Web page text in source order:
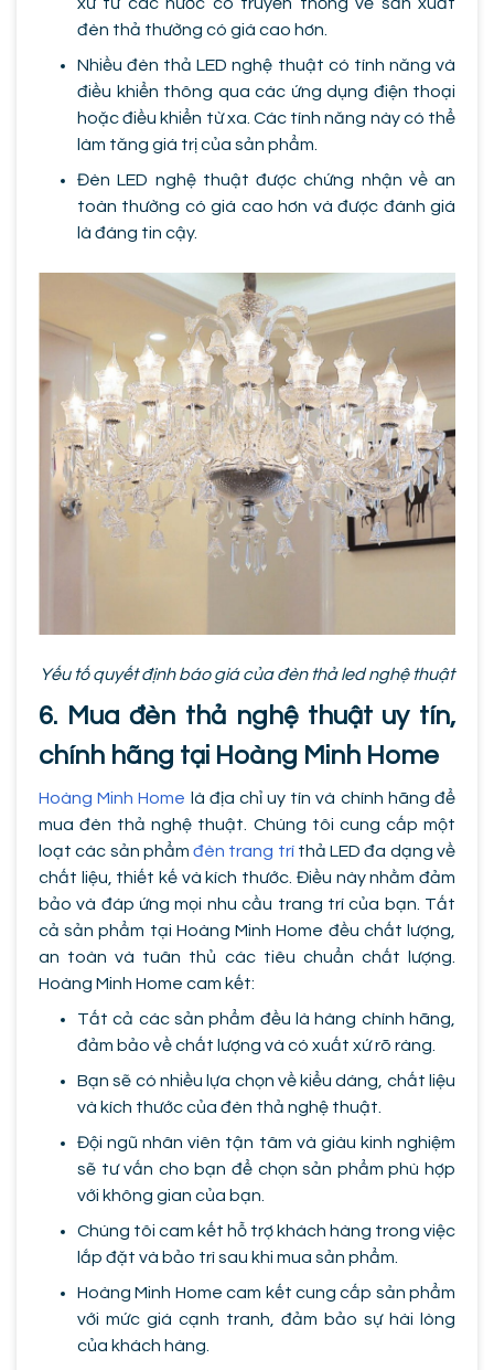
đèn thả thường có giá cao hơn.
Nhiều đèn thả LED nghệ thuật có tính năng và
điều khiển thông qua các ứng dụng điện thoại
hoặc điều khiển từ xa. Các tính năng này có thể
làm tăng giá trị của sản phẩm.
Đèn LED nghệ thuật được chứng nhận về an
toàn thường có giá cao hơn và được đánh giá
là đáng tin cậy.
Yếu tố quyết định báo giá của đèn thả led nghệ thuật
6. Mua đèn thả nghệ thuật uy tín,
chính hãng tại Hoàng Minh Home
Hoàng Minh Home là địa chỉ uy tín và chính hãng để
mua đèn thả nghệ thuật. Chúng tôi cung cấp một
loạt các sản phẩmđèn trang tríthả LED đa dạng về
chất liệu, thiết kế và kích thước. Điều này nhằm đảm
bảo và đáp ứng mọi nhu cầu trang trí của bạn. Tất
cả sản phẩm tại Hoàng Minh Home đều chất lượng,
an toàn và tuân thủ các tiêu chuẩn chất lượng.
Hoàng Minh Home cam kết:
Tất cả các sản phẩm đều là hàng chính hãng,
đảm bảo về chất lượng và có xuất xứ rõ ràng.
Bạn sẽ có nhiều lựa chọn về kiểu dáng, chất liệu
và kích thước của đèn thả nghệ thuật.
Đội ngũ nhân viên tận tâm và giàu kinh nghiệm
sẽ tư vấn cho bạn để chọn sản phẩm phù hợp
với không gian của bạn.
Chúng tôi cam kết hỗ trợ khách hàng trong việc
lắp đặt và bảo trì sau khi mua sản phẩm.
Hoàng Minh Home cam kết cung cấp sản phẩm
với mức giá cạnh tranh, đảm bảo sự hài lòng
của khách hàng.